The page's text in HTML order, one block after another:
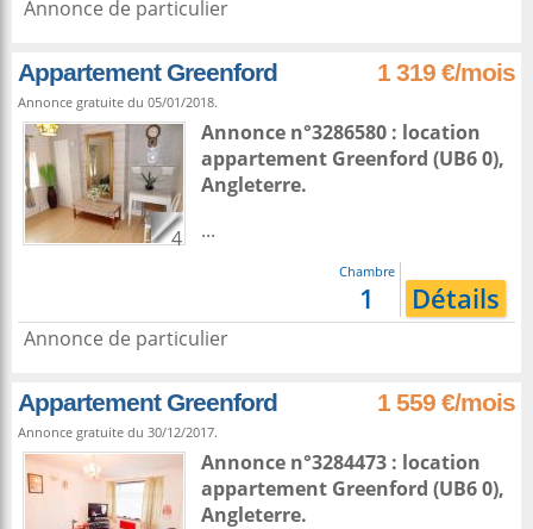
Annonce de particulier
Appartement Greenford 1 319 €/mois
Annonce gratuite du 05/01/2018.
4
Annonce n°3286580 : location
appartement Greenford (UB6 0),
Angleterre.
...
Chambre
1 Détails
Annonce de particulier
Appartement Greenford 1 559 €/mois
Annonce gratuite du 30/12/2017.
Annonce n°3284473 : location
appartement Greenford (UB6 0),
Angleterre.